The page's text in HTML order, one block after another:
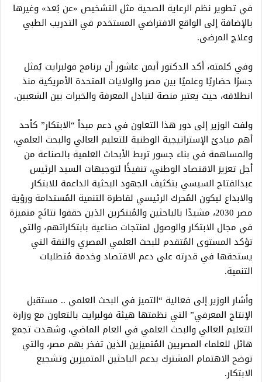
في تطوير نظم الرعاية الصحية مثل التشخيص «عن بُعد» وغيرها
بالإضافة إلى الواقع الافتراضي المستخدم في التدريب الطبي
وعلاج المرضى.
وفي كلمته، أكد الدكتور أيمن عاشور أن برنامج فولبرايت يُمثل
جسرًا حضاريًا وعلميًا بين مصر والولايات المتحدة الأمريكية منذ
انطلاقه، حيث يعتبر منصة لتبادل المعرفة والخبرات بين الشعبين.
ولفت الوزير إلى دور هذا التعاون في دعم مبدأ “الابتكار” كأحد
أهم مبادئ الإستراتيجية الوطنية للتعليم العالي والبحث العلمي،
والمساهمة في بناء جسور تربط الأبحاث العلمية بالصناعة من
أجل تعزيز الاقتصاد الوطني، تنفيذًا لتوجيهات السيد الرئيس
عبدالفتاح السيسي بتكثيف الجهود البحثية الداعمة للابتكار
والابداع ليكون المُحرك الرئيسي لقاطرة التنمية المُستدامة ورؤية
مصر 2030، مشيدًا بالباحثين والمُبتكرين الذين حققوا نتائج متميزة
في مجال الابتكار والوصول لمنتجات صناعية بابتكاراتهم، والتي
تؤكد المستوى المُتقدم للبحث العلمي المصري والثقة التي
يستحقها في قدرته على دعم الاقتصاد وخدمة مُتطلبات
التنمية.
وأشار الوزير إلى فعالية “التميز في البحث العلمي .. مستقبل
الإنتاج المعرفي” التي نظمتها هيئة فولبرايت بالتعاون مع وزارة
التعليم العالي والبحث العلمي في العام الماضي، وشهدت تجمع
هائل للعلماء المصريين المُتميزين الذين تفخر بهم مصر، والتي
توضح الاهتمام المشترك بدعم الباحثين المتميزين وتشجيع
الابتكار.